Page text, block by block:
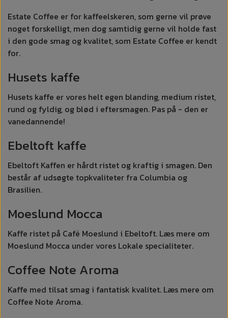
Estate Coffee er for kaffeelskeren, som gerne vil prøve
noget forskelligt, men dog samtidig gerne vil holde fast
i den gode smag og kvalitet, som Estate Coffee er kendt
for.
Husets kaffe
Husets kaffe er vores helt egen blanding, medium ristet,
rund og fyldig, og blød i eftersmagen. Pas på - den er
vanedannende!
Ebeltoft kaffe
Ebeltoft Kaffen er hårdt ristet og kraftig i smagen. Den
består af udsøgte topkvaliteter fra Columbia og
Brasilien.
Moeslund Mocca
Kaffe ristet på Café Moeslund i Ebeltoft. Læs mere om
Moeslund Mocca under vores Lokale specialiteter.
Coffee Note Aroma
Kaffe med tilsat smag i fantatisk kvalitet. Læs mere om
Coffee Note Aroma.